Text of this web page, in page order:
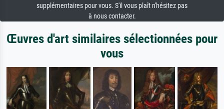
supplémentaires pour vous. S'il vous plaît n'hésitez pas
à nous contacter.
Œuvres d'art similaires sélectionnées pour
vous